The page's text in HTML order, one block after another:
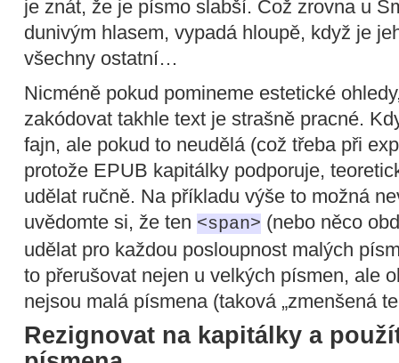
je znát, že je písmo slabší. Což zrovna u
dunivým hlasem, vypadá hloupě, když je
všechny ostatní…
Nicméně pokud pomineme estetické
zakódovat takhle text je strašně pracné.
fajn, ale pokud to neudělá (což třeba při
protože EPUB kapitálky podporuje,
udělat ručně. Na příkladu výše to možná
uvědomte si, že ten <span> (nebo něco
udělat pro každou posloupnost malých
to přerušovat nejen u velkých písmen, ale
nejsou malá písmena (taková „zmenšená
Rezignovat na kapitálky a